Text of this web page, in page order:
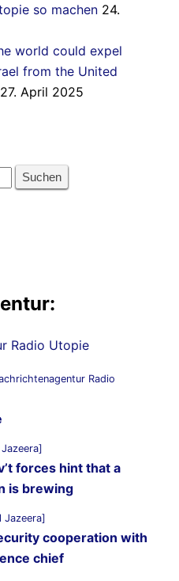
so machen 24.
world could expel
from the United
27. April 2025
Radio Utopie
Radio
forces hint that a
is brewing
cooperation with
chief